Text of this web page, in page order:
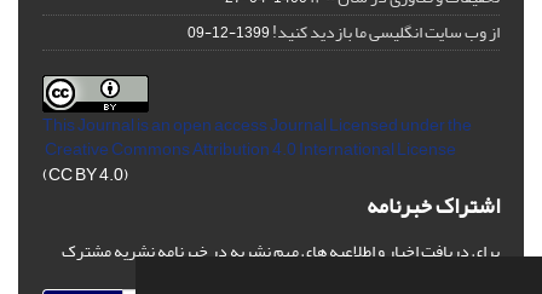
از وب سایت انگلیسی ما بازدید کنید!1399-12-09
This Journal is an open access Journal Licensedunder the
Creative Commons Attribution 4.0 International License
(CC BY 4.0)
اشتراک خبرنامه
برای دریافت اخبار و اطلاعیه های مهم نشریه در خبرنامه نشریه مشترک